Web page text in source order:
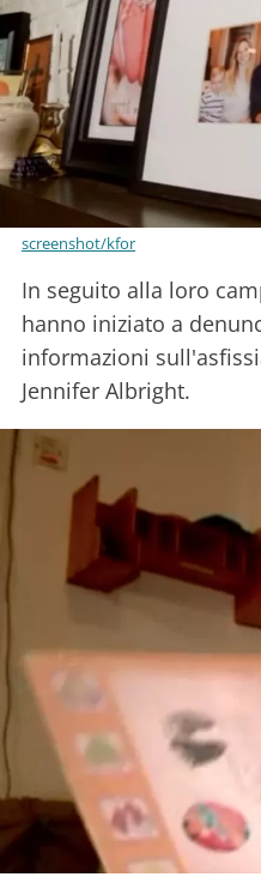
screenshot/kfor
In seguito alla loro
hanno iniziato a
informazioni
Jennifer Albright.